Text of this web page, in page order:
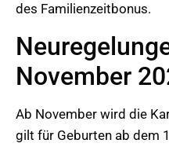
des Familienzeitbonus.
November
Ab November wird die
gilt für Geburten ab dem